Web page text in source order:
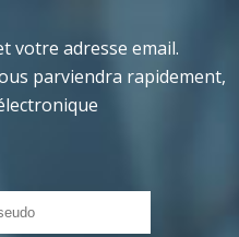
votre adresse email.
parviendra rapidement,